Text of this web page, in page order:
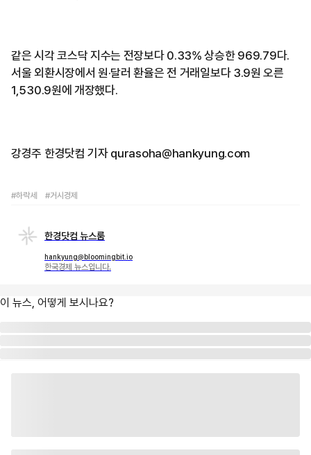
같은 시각 코스닥 지수는 전장보다 0.33% 상승한 969.79다.
서울 외환시장에서 원·달러 환율은 전 거래일보다 3.9원 오른
1,530.9원에 개장했다.
강경주 한경닷컴 기자 qurasoha@hankyung.com
#하락세 #거시경제
한경닷컴 뉴스룸
hankyung@bloomingbit.io
한국경제 뉴스입니다.
이 뉴스, 어떻게 보시나요?